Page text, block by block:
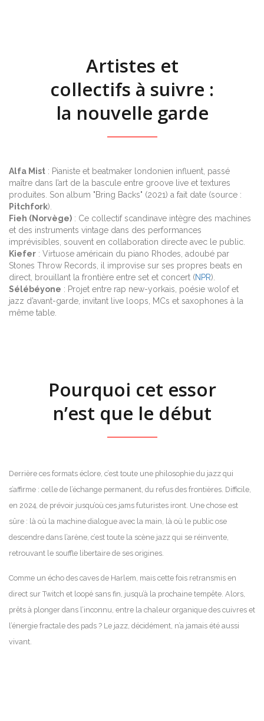
Artistes et
collectifs à suivre :
la nouvelle garde
Alfa Mist : Pianiste et beatmaker londonien influent, passé
maître dans l’art de la bascule entre groove live et textures
produites. Son album "Bring Backs" (2021) a fait date (source :
Pitchfork).
Fieh (Norvège) : Ce collectif scandinave intègre des machines
et des instruments vintage dans des performances
imprévisibles, souvent en collaboration directe avec le public.
Kiefer : Virtuose américain du piano Rhodes, adoubé par
Stones Throw Records, il improvise sur ses propres beats en
direct, brouillant la frontière entre set et concert (NPR).
Sélébéyone : Projet entre rap new-yorkais, poésie wolof et
jazz d’avant-garde, invitant live loops, MCs et saxophones à la
même table.
Pourquoi cet essor
n’est que le début
Derrière ces formats éclore, c’est toute une philosophie du jazz qui
s’affirme : celle de l’échange permanent, du refus des frontières. Difficile,
en 2024, de prévoir jusqu’où ces jams futuristes iront. Une chose est
sûre : là où la machine dialogue avec la main, là où le public ose
descendre dans l’arène, c’est toute la scène jazz qui se réinvente,
retrouvant le souffle libertaire de ses origines.
Comme un écho des caves de Harlem, mais cette fois retransmis en
direct sur Twitch et loopé sans fin, jusqu’à la prochaine tempête. Alors,
prêts à plonger dans l’inconnu, entre la chaleur organique des cuivres et
l’énergie fractale des pads ? Le jazz, décidément, n’a jamais été aussi
vivant.